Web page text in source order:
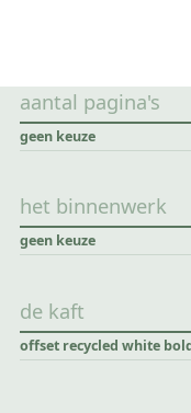
aantal pagina's
geen keuze
het binnenwerk
geen keuze
de kaft
offset recycled white